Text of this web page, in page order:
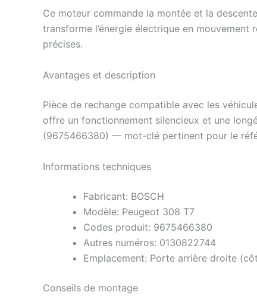
Ce moteur commande la montée et la
transforme l’énergie électrique en
précises.
Avantages et description
Pièce de rechange compatible avec les
offre un fonctionnement silencieux et une
(9675466380) — mot-clé pertinent pour le
Informations techniques
Fabricant: BOSCH
Modèle: Peugeot 308 T7
Codes produit: 9675466380
Autres numéros: 0130822744
Emplacement: Porte arrière droite
Conseils de montage